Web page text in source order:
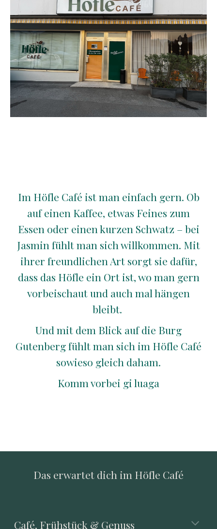
Im Höfle Café ist man einfach gern. Ob
auf einen Kaffee, etwas Feines zum
Essen oder einen kurzen Schwatz – bei
Jasmin fühlt man sich willkommen. Mit
ihrer freundlichen Art sorgt sie dafür,
dass das Höfle ein Ort ist, wo man gern
vorbeischaut und auch mal hängen
bleibt.
Und mit dem Blick auf die Burg
Gutenberg fühlt man sich im Höfle Café
sowieso gleich daham.
Komm vorbei gi luaga
Das erwartet dich im Höfle Café
Café, Frühstück & Genuss